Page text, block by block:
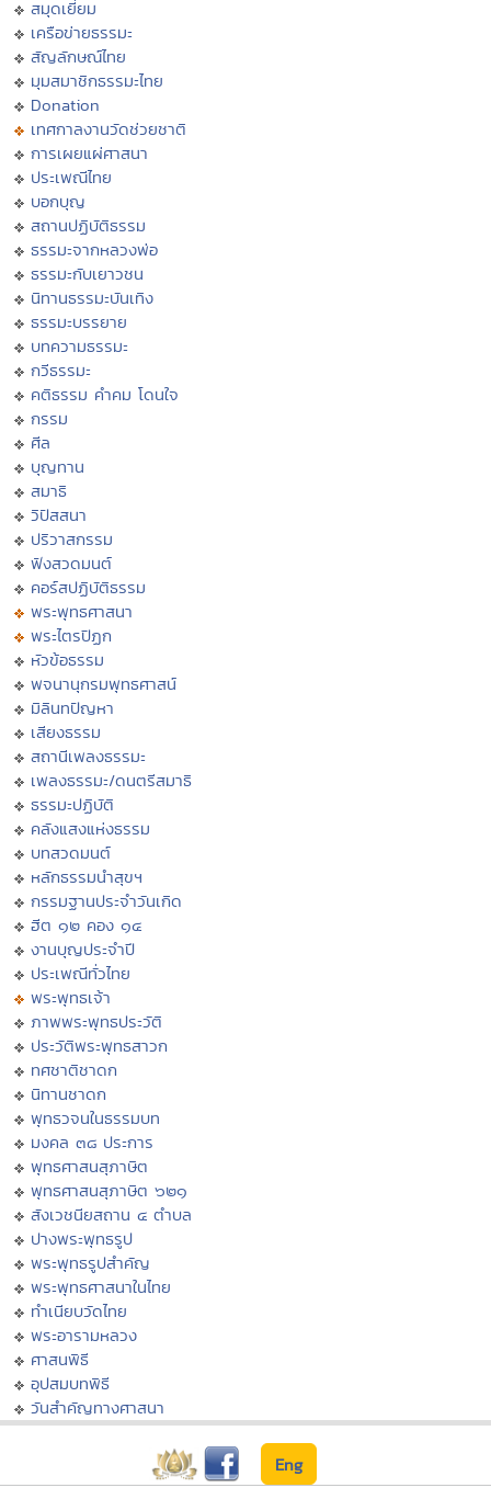
สมุดเยี่ยม
เครือข่ายธรรมะ
สัญลักษณ์ไทย
มุมสมาชิกธรรมะไทย
Donation
เทศกาลงานวัดช่วยชาติ
การเผยแผ่ศาสนา
ประเพณีไทย
บอกบุญ
สถานปฏิบัติธรรม
ธรรมะจากหลวงพ่อ
ธรรมะกับเยาวชน
นิทานธรรมะบันเทิง
ธรรมะบรรยาย
บทความธรรมะ
กวีธรรมะ
คติธรรม คำคม โดนใจ
กรรม
ศีล
บุญทาน
สมาธิ
วิปัสสนา
ปริวาสกรรม
ฟังสวดมนต์
คอร์สปฏิบัติธรรม
พระพุทธศาสนา
พระไตรปิฏก
หัวข้อธรรม
พจนานุกรมพุทธศาสน์
มิลินทปัญหา
เสียงธรรม
สถานีเพลงธรรมะ
เพลงธรรมะ/ดนตรีสมาธิ
ธรรมะปฏิบัติ
คลังแสงแห่งธรรม
บทสวดมนต์
หลักธรรมนำสุขฯ
กรรมฐานประจำวันเกิด
ฮีต ๑๒ คอง ๑๔
งานบุญประจำปี
ประเพณีทั่วไทย
พระพุทธเจ้า
ภาพพระพุทธประวัติ
ประวัติพระพุทธสาวก
ทศชาติชาดก
นิทานชาดก
พุทธวจนในธรรมบท
มงคล ๓๘ ประการ
พุทธศาสนสุภาษิต
พุทธศาสนสุภาษิต ๖๒๑
สังเวชนียสถาน ๔ ตำบล
ปางพระพุทธรูป
พระพุทธรูปสำคัญ
พระพุทธศาสนาในไทย
ทำเนียบวัดไทย
พระอารามหลวง
ศาสนพิธี
อุปสมบทพิธี
วันสำคัญทางศาสนา
Eng